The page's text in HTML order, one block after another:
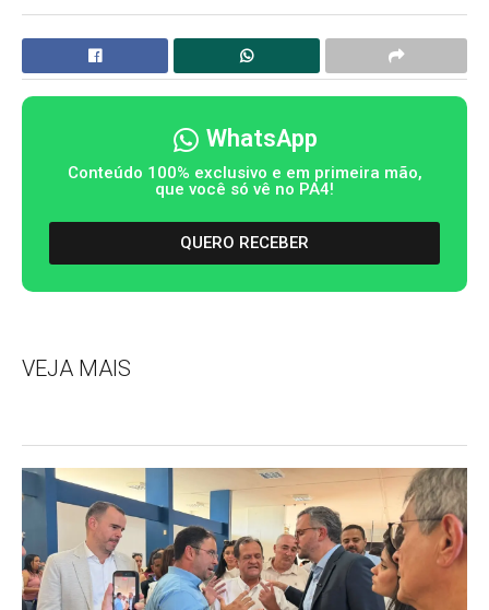
WhatsApp
Conteúdo 100% exclusivo e em primeira mão,
que você só vê no PA4!
QUERO RECEBER
VEJA MAIS